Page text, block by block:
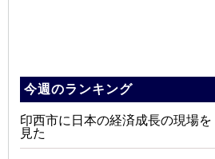
今週のランキング
印西市に日本の経済成長の現場を
見た